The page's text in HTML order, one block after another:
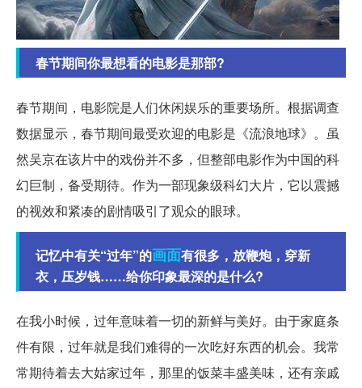
春节期间你最想看的电影是那部?
春节期间，电影院是人们休闲娱乐的重要场所。根据调查
数据显示，春节期间最受欢迎的电影是《流浪地球》。虽
然吴京在该片中的戏份并不多，但整部电影作为中国的科
幻巨制，备受期待。作为一部现象级科幻大片，它以震撼
的视效和紧凑的剧情吸引了观众的眼球。
记忆中有关“过年”的画面有很多，放鞭炮，穿新
衣，压岁钱……给你印象最深的是什么?
在我小时候，过年意味着一切的新鲜与美好。由于家庭条
件有限，过年就是我们难得的一次吃好东西的机会。我常
常期待着去大姑家过年，那里的饭菜丰盛美味，还有亲戚